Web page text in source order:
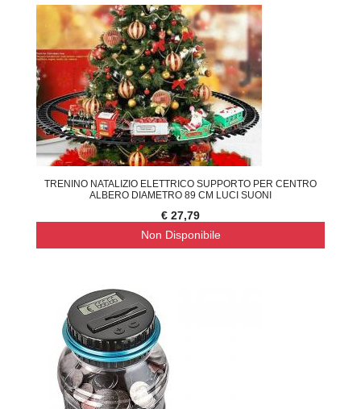
TRENINO NATALIZIO ELETTRICO SUPPORTO PER CENTRO
ALBERO DIAMETRO 89 CM LUCI SUONI
€ 27,79
Non Disponibile